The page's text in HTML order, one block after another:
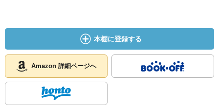
本棚に登録する
Amazon 詳細ページへ